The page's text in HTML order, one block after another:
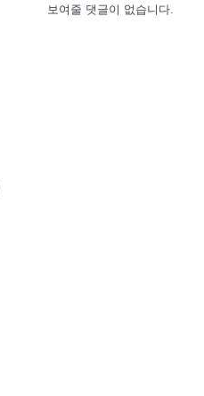
보여줄 댓글이 없습니다.